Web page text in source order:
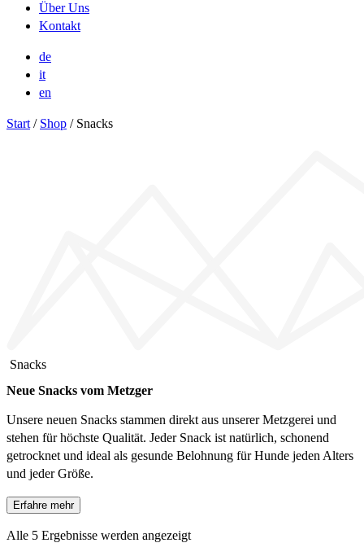
Über Uns
Kontakt
de
it
en
Start / Shop / Snacks
Snacks
Neue Snacks vom Metzger
Unsere neuen Snacks stammen direkt aus unserer Metzgerei und
stehen für höchste Qualität. Jeder Snack ist natürlich, schonend
getrocknet und ideal als gesunde Belohnung für Hunde jeden Alters
und jeder Größe.
Erfahre mehr
Alle 5 Ergebnisse werden angezeigt